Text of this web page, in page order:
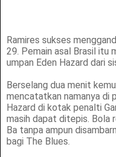
Ramires sukses
29. Pemain asal Brasil itu
umpan Eden Hazard dari
Berselang dua menit
mencatatkan namanya di
Hazard di kotak penalti
masih dapat ditepis. Bola
Ba tanpa ampun
bagi The Blues.